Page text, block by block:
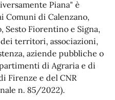
Piana" è
Comuni di Calenzano,
Sesto Fiorentino e Signa,
territori, associazioni,
aziende pubbliche o
di Agraria e di
Firenze e del CNR
n. 85/2022).